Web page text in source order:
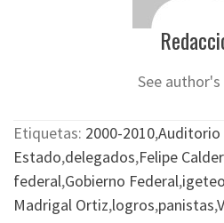
See
Etiquetas: 2000-2010,Auditorio
Estado,delegados,Felipe
federal,Gobierno Federal,igeteo
Madrigal Ortiz,logros,panistas,